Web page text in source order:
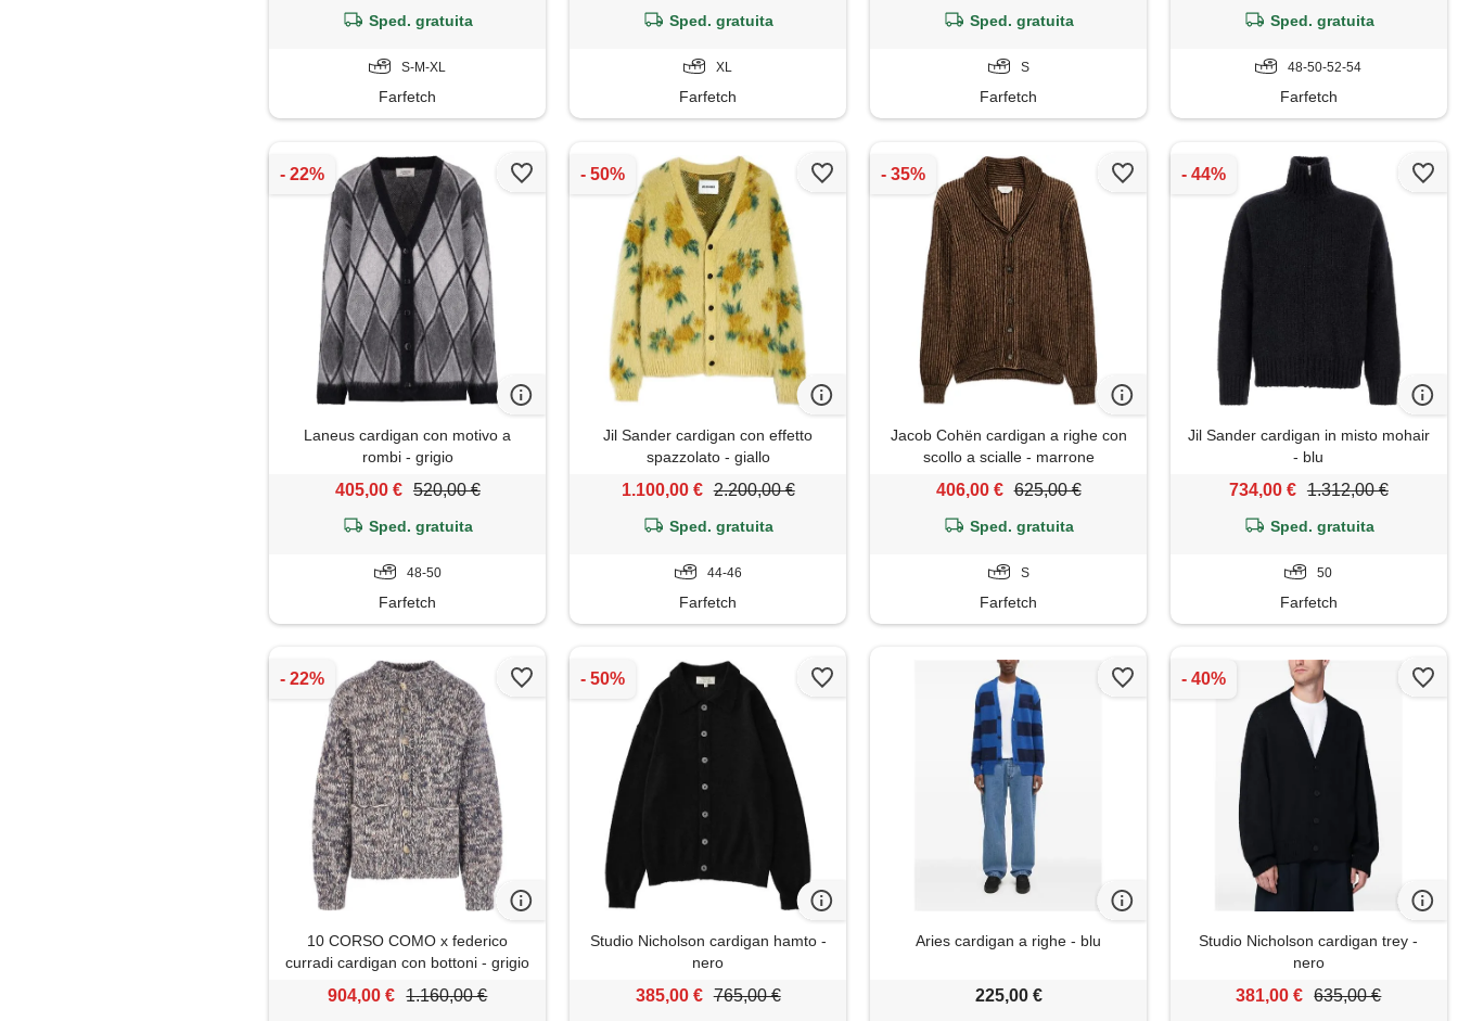
Sped. gratuita
S-M-XL
Farfetch
Sped. gratuita
XL
Farfetch
Sped. gratuita
S
Farfetch
Sped. gratuita
48-50-52-54
Farfetch
Laneus cardigan con motivo a
rombi - grigio
405,00 € 520,00 €
Sped. gratuita
48-50
Farfetch
Jil Sander cardigan con effetto
spazzolato - giallo
1.100,00 € 2.200,00 €
Sped. gratuita
44-46
Farfetch
Jacob Cohën cardigan a righe con
scollo a scialle - marrone
406,00 € 625,00 €
Sped. gratuita
S
Farfetch
Jil Sander cardigan in misto mohair
- blu
734,00 € 1.312,00 €
Sped. gratuita
50
Farfetch
10 CORSO COMO x federico
curradi cardigan con bottoni - grigio
904,00 € 1.160,00 €
Studio Nicholson cardigan hamto -
nero
385,00 € 765,00 €
Aries cardigan a righe - blu
225,00 €
Studio Nicholson cardigan trey -
nero
381,00 € 635,00 €